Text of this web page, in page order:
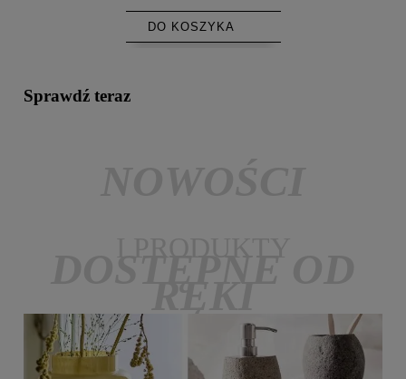
DO KOSZYKA
Sprawdź teraz